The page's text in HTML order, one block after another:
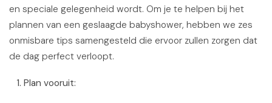
en speciale gelegenheid wordt. Om je te helpen bij het
plannen van een geslaagde babyshower, hebben we zes
onmisbare tips samengesteld die ervoor zullen zorgen dat
de dag perfect verloopt.
1. Plan vooruit: